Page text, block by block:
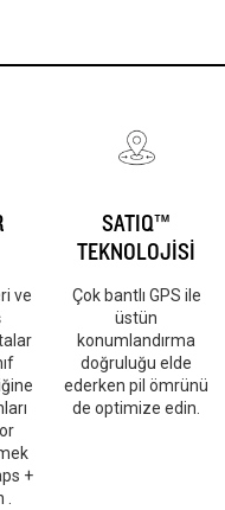
ve
+
.
SATIQ™
TEKNOLOJİSİ
Çok bantlı GPS ile
üstün
konumlandırma
doğruluğu elde
ederken pil ömrünü
de optimize edin.